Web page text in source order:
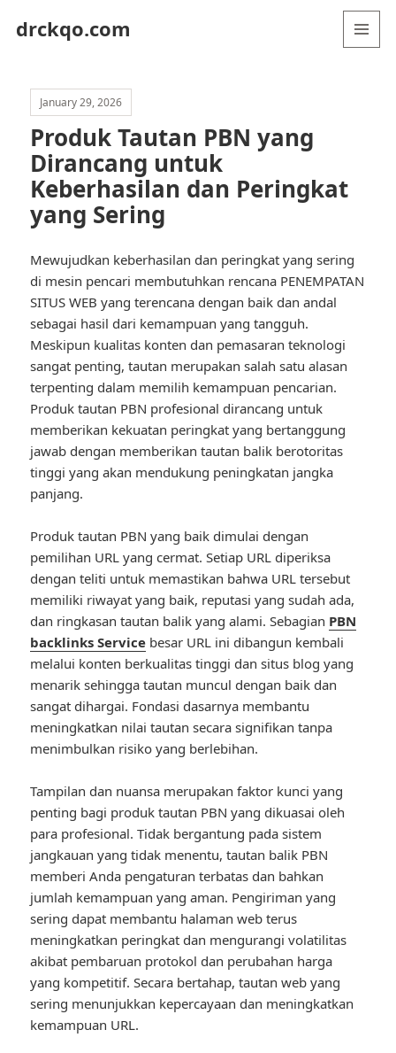
drckqo.com
January 29, 2026
Produk Tautan PBN yang
Dirancang untuk
Keberhasilan dan Peringkat
yang Sering
Mewujudkan keberhasilan dan peringkat yang sering
di mesin pencari membutuhkan rencana PENEMPATAN
SITUS WEB yang terencana dengan baik dan andal
sebagai hasil dari kemampuan yang tangguh.
Meskipun kualitas konten dan pemasaran teknologi
sangat penting, tautan merupakan salah satu alasan
terpenting dalam memilih kemampuan pencarian.
Produk tautan PBN profesional dirancang untuk
memberikan kekuatan peringkat yang bertanggung
jawab dengan memberikan tautan balik berotoritas
tinggi yang akan mendukung peningkatan jangka
panjang.
Produk tautan PBN yang baik dimulai dengan
pemilihan URL yang cermat. Setiap URL diperiksa
dengan teliti untuk memastikan bahwa URL tersebut
memiliki riwayat yang baik, reputasi yang sudah ada,
dan ringkasan tautan balik yang alami. Sebagian PBN
backlinks Service besar URL ini dibangun kembali
melalui konten berkualitas tinggi dan situs blog yang
menarik sehingga tautan muncul dengan baik dan
sangat dihargai. Fondasi dasarnya membantu
meningkatkan nilai tautan secara signifikan tanpa
menimbulkan risiko yang berlebihan.
Tampilan dan nuansa merupakan faktor kunci yang
penting bagi produk tautan PBN yang dikuasai oleh
para profesional. Tidak bergantung pada sistem
jangkauan yang tidak menentu, tautan balik PBN
memberi Anda pengaturan terbatas dan bahkan
jumlah kemampuan yang aman. Pengiriman yang
sering dapat membantu halaman web terus
meningkatkan peringkat dan mengurangi volatilitas
akibat pembaruan protokol dan perubahan harga
yang kompetitif. Secara bertahap, tautan web yang
sering menunjukkan kepercayaan dan meningkatkan
kemampuan URL.